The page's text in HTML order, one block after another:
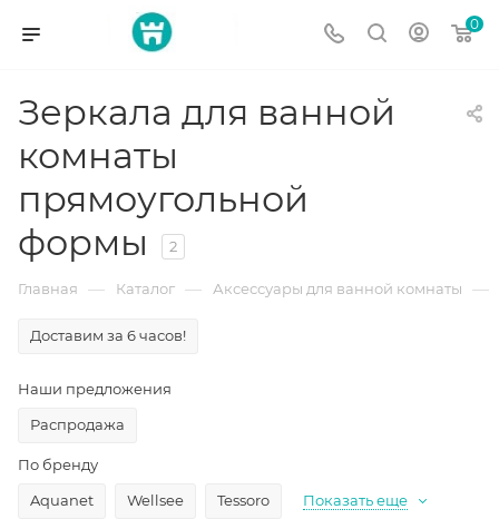
0
Зеркала для ванной
комнаты
прямоугольной
формы
2
Главная — Каталог — Аксессуары для ванной комнаты —
Доставим за 6 часов!
Наши предложения
Распродажа
По бренду
Aquanet
Wellsee Tessoro Показать еще